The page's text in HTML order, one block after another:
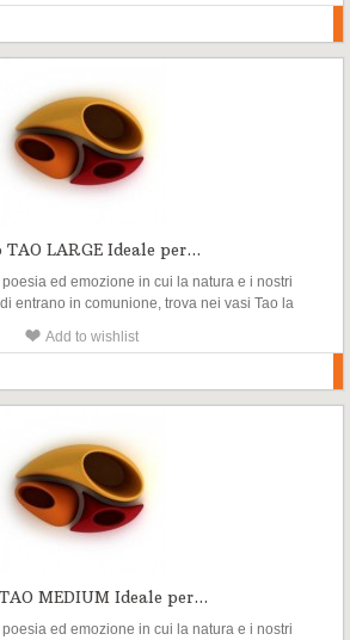
TAO LARGE Ideale per...
ed emozione in cui la natura e i nostri
entrano in comunione, trova nei vasi Tao la
allestimenti, senza schemi prefissati, ispirati ai
ritmici dello ying e dello yang.
Add to wishlist
MEDIUM Ideale per...
ed emozione in cui la natura e i nostri